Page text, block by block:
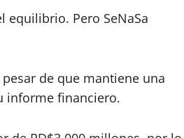
Pero SeNaSa
de que mantiene una
informe financiero.